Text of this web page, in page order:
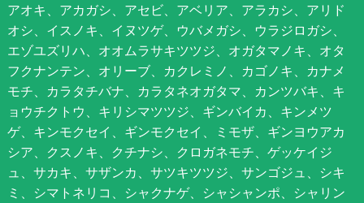
アオキ、アカガシ、アセビ、アベリア、アラカシ、アリド
オシ、イスノキ、イヌツゲ、ウバメガシ、ウラジロガシ、
エゾユズリハ、オオムラサキツツジ、オガタマノキ、オタ
フクナンテン、オリーブ、カクレミノ、カゴノキ、カナメ
モチ、カラタチバナ、カラタネオガタマ、カンツバキ、キ
ョウチクトウ、キリシマツツジ、ギンバイカ、キンメツ
ゲ、キンモクセイ、ギンモクセイ、ミモザ、ギンヨウアカ
シア、クスノキ、クチナシ、クロガネモチ、ゲッケイジ
ュ、サカキ、サザンカ、サツキツツジ、サンゴジュ、シキ
ミ、シマトネリコ、シャクナゲ、シャシャンポ、シャリン